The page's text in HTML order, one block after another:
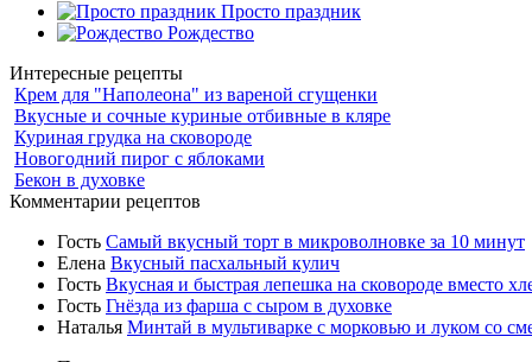
Просто праздник
Рождество
Интересные рецепты
Крем для "Наполеона" из вареной сгущенки
Вкусные и сочные куриные отбивные в кляре
Куриная грудка на сковороде
Новогодний пирог с яблоками
Бекон в духовке
Комментарии рецептов
Гость Самый вкусный торт в микроволновке за 10 минут
Елена Вкусный пасхальный кулич
Гость Вкусная и быстрая лепешка на сковороде вместо
Гость Гнёзда из фарша с сыром в духовке
Наталья Минтай в мультиварке с морковью и луком со